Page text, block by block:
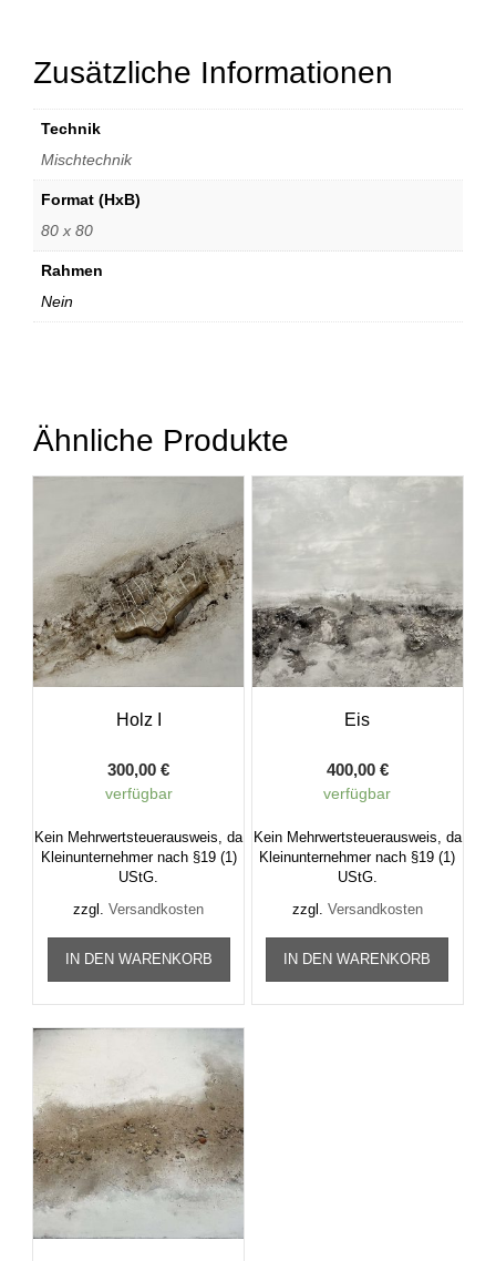
Zusätzliche Informationen
Technik
Mischtechnik
Format (HxB)
80 x 80
Rahmen
Nein
Ähnliche Produkte
Holz I
300,00€
verfügbar
Kein Mehrwertsteuerausweis, da
Kleinunternehmer nach §19 (1)
UStG.
zzgl.Versandkosten
IN DEN WARENKORB
Eis
400,00 €
verfügbar
Kein Mehrwertsteuerausweis, da
Kleinunternehmer nach §19 (1)
UStG.
zzgl. Versandkosten
IN DEN WARENKORB